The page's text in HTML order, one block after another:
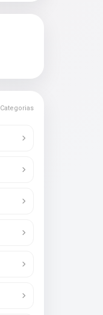
Categorias